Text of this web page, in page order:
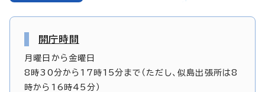
開庁時間
月曜日から金曜日
8時30分から17時15分まで（ただし、似島出張所は8
時から16時45分）